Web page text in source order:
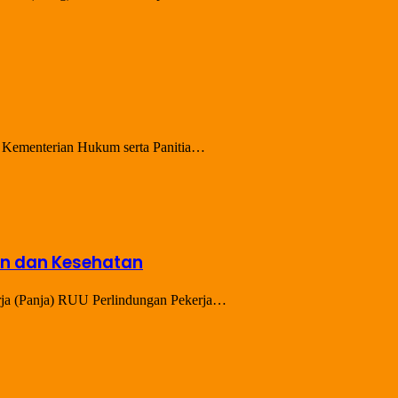
Hukum serta Panitia…
dan Kesehatan
(Panja) RUU Perlindungan Pekerja…